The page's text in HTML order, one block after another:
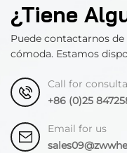
¿Tiene
Puede contactarnos
cómoda. Estamos
Call for
+86 (0)25
Email for us